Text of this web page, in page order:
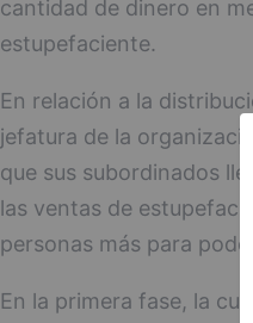
cantidad de dinero en
estupefaciente.
En relación a la
jefatura de la
que sus subordinados
las ventas de
personas más para
En la primera fase, la